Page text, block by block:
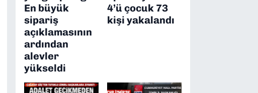
En büyük
sipariş
açıklamasının
ardından
alevler
yükseldi
4’ü çocuk 73
kişi yakalandı